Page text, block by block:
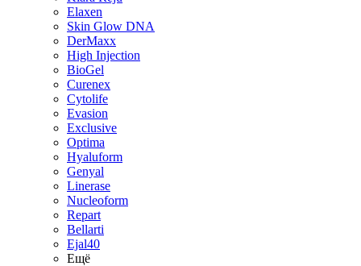
Elaxen
Skin Glow DNA
DerMaxx
High Injection
BioGel
Curenex
Cytolife
Evasion
Exclusive
Optima
Hyaluform
Genyal
Linerase
Nucleoform
Repart
Bellarti
Ejal40
Ещё